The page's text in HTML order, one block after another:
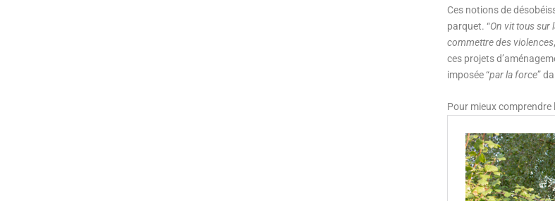
Ces notions de
parquet. “On vit tous sur
commettre des violences
ces projets
imposée “par la force”
Pour mieux comprendre